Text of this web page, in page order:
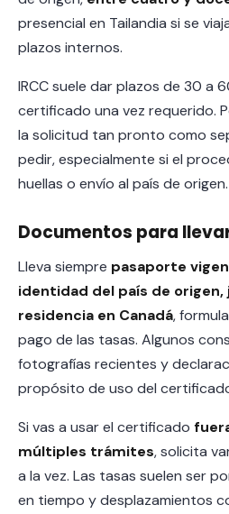
presencial en Tailandia si se
plazos internos.
IRCC suele dar plazos de 30 a
certificado una vez requerido.
la solicitud tan pronto como
pedir, especialmente si el
huellas o envío al país de origen.
Documentos para
Lleva siempre pasaporte
identidad del país de
residencia en Canadá,
pago de las tasas. Algunos
fotografías recientes y
propósito de uso del
Si vas a usar el certificado
múltiples trámites, solicita
a la vez. Las tasas suelen ser
en tiempo y desplazamientos